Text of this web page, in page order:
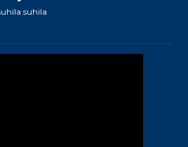
suhila